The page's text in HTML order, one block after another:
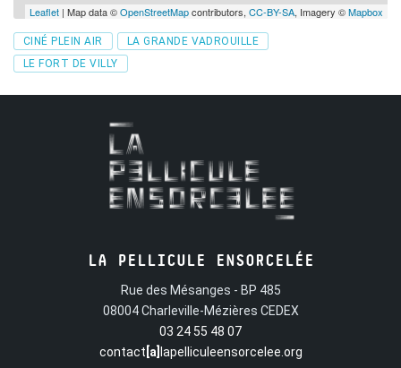
Leaflet | Map data ©OpenStreetMapcontributors, CC-BY-SA, Imagery ©Mapbox
Tags
CINÉ PLEIN AIR
LA GRANDE VADROUILLE
LE FORT DE VILLY
LA PELLICULE ENSORCELÉE
Rue des Mésanges - BP 485
08004 Charleville-Mézières CEDEX
03 24 55 48 07
contact [a] lapelliculeensorcelee.org